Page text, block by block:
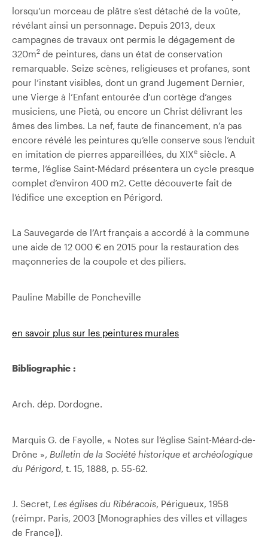
lorsqu’un morceau de plâtre s’est détaché de la voûte,
révélant ainsi un personnage. Depuis 2013, deux
campagnes de travaux ont permis le dégagement de
320m2 de peintures, dans un état de conservation
remarquable. Seize scènes, religieuses et profanes, sont
pour l’instant visibles, dont un grand Jugement Dernier,
une Vierge à l’Enfant entourée d’un cortège d’anges
musiciens, une Pietà, ou encore un Christ délivrant les
âmes des limbes. La nef, faute de financement, n’a pas
encore révélé les peintures qu’elle conserve sous l’enduit
en imitation de pierres appareillées, du XIXe siècle. A
terme, l’église Saint-Médard présentera un cycle presque
complet d’environ 400 m2. Cette découverte fait de
l’édifice une exception en Périgord.
La Sauvegarde de l’Art français a accordé à la commune
une aide de 12 000 € en 2015 pour la restauration des
maçonneries de la coupole et des piliers.
Pauline Mabille de Poncheville
en savoir plus sur les peintures murales
Bibliographie :
Arch. dép. Dordogne.
Marquis G. de Fayolle, « Notes sur l’église Saint-Méard-de-
Drône », Bulletin de la Société historique et archéologique
du Périgord, t. 15, 1888, p. 55-62.
J. Secret, Les églises du Ribéracois, Périgueux, 1958
(réimpr. Paris, 2003 [Monographies des villes et villages
de France]).